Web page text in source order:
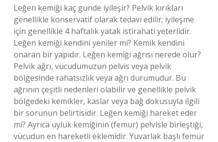
Leğen kemiği kaç günde iyileşir? Pelvik kırıkları
genellikle konservatif olarak tedavi edilir; iyileşme
için genellikle 4 haftalık yatak istirahati yeterlidir.
Leğen kemiği kendini yeniler mi? Kemik kendini
onaran bir yapıdır. Leğen kemiği ağrısı nerede olur?
Pelvik ağrı, vücudumuzun pelvis veya pelvik
bölgesinde rahatsızlık veya ağrı durumudur. Bu
ağrının çeşitli nedenleri olabilir ve genellikle pelvik
bölgedeki kemikler, kaslar veya bağ dokusuyla ilgili
bir sorunun belirtisidir. Leğen kemiği hareket eder
mi? Ayrıca uyluk kemiğinin (femur) pelvisle birleştiği,
vücudun en hareketli eklemidir. Yuvarlak başlı femur